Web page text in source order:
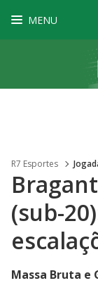
MENU
R7 Esportes
(sub-
Massa Bruta e